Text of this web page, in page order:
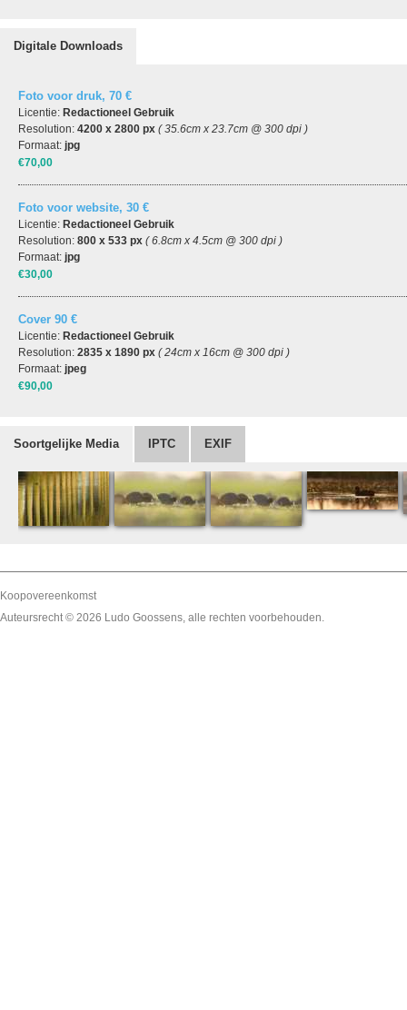
Digitale Downloads
Foto voor druk, 70 €
Licentie: Redactioneel Gebruik
Resolution: 4200 x 2800 px ( 35.6cm x 23.7cm @ 300 dpi )
Formaat: jpg
€70,00
Foto voor website, 30 €
Licentie: Redactioneel Gebruik
Resolution: 800 x 533 px ( 6.8cm x 4.5cm @ 300 dpi )
Formaat: jpg
€30,00
Cover 90 €
Licentie: Redactioneel Gebruik
Resolution: 2835 x 1890 px ( 24cm x 16cm @ 300 dpi )
Formaat: jpeg
€90,00
Soortgelijke Media IPTC EXIF
Koopovereenkomst
Auteursrecht © 2026 Ludo Goossens, alle rechten voorbehouden.